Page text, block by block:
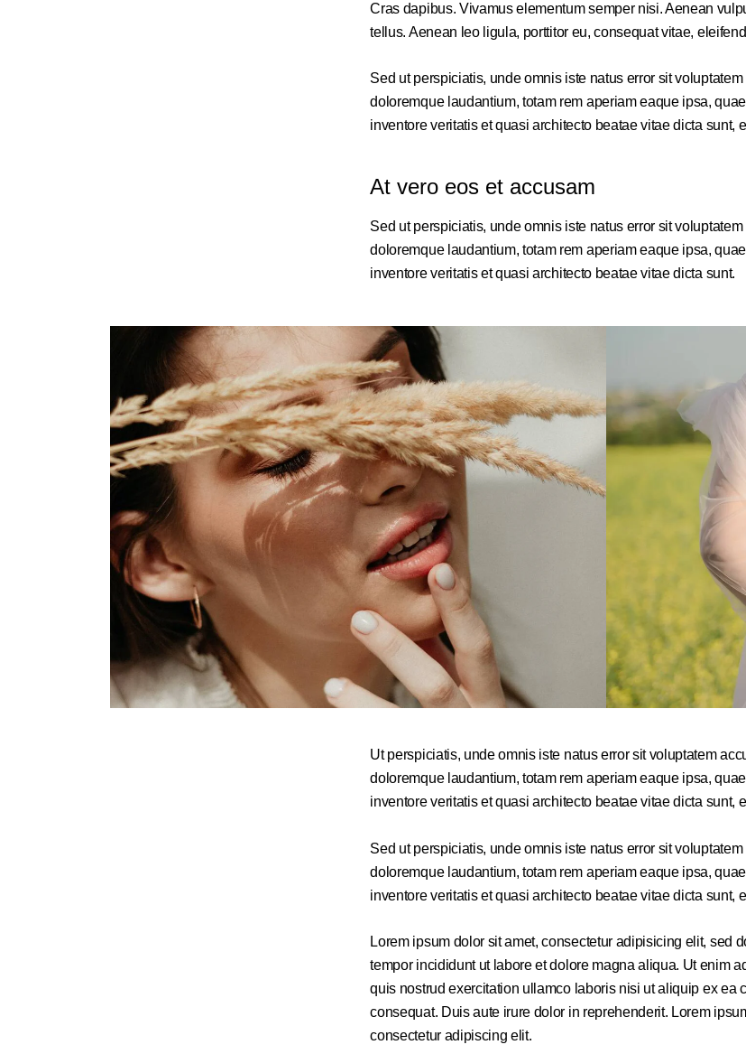
Cras dapibus. Vivamus elementum semper nisi. Aenean
tellus. Aenean leo ligula, porttitor eu, consequat vitae,
Sed ut perspiciatis, unde omnis iste natus error sit
doloremque laudantium, totam rem aperiam eaque ipsa,
inventore veritatis et quasi architecto beatae vitae dicta sunt,
At vero eos et accusam
Sed ut perspiciatis, unde omnis iste natus error sit
doloremque laudantium, totam rem aperiam eaque ipsa,
inventore veritatis et quasi architecto beatae vitae dicta sunt.
Ut perspiciatis, unde omnis iste natus error sit voluptatem
doloremque laudantium, totam rem aperiam eaque ipsa,
inventore veritatis et quasi architecto beatae vitae dicta sunt,
Sed ut perspiciatis, unde omnis iste natus error sit
doloremque laudantium, totam rem aperiam eaque ipsa,
inventore veritatis et quasi architecto beatae vitae dicta sunt,
Lorem ipsum dolor sit amet, consectetur adipisicing elit, sed
tempor incididunt ut labore et dolore magna aliqua. Ut enim
quis nostrud exercitation ullamco laboris nisi ut aliquip ex ea
consequat. Duis aute irure dolor in reprehenderit. Lorem
consectetur adipiscing elit.